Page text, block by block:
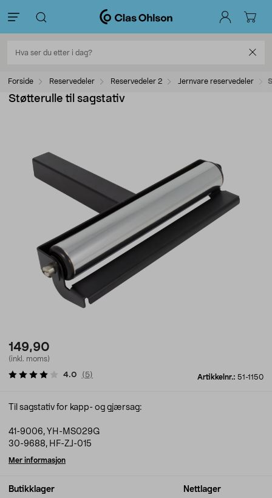
Forside Reservedeler Reservedeler 2 Jernvare reservedeler
Støtterulle til sagstativ
149,90
(inkl. moms)
Artikkelnr.: 51-1150
4.0 ( 5)
Butikklager Nettlager
Til sagstativ for kapp- og gjærsag:
41-9006, YH-MS029G
30-9688, HF-ZJ-015
Mer informasjon